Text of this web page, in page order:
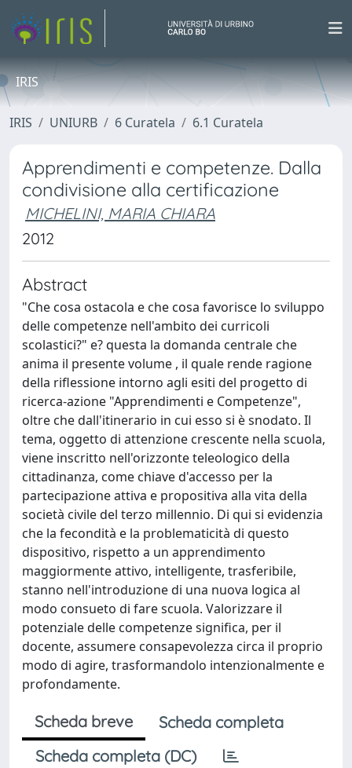
IRIS
IRIS UNIURB 6 Curatela 6.1 Curatela
Apprendimenti e competenze. Dalla
condivisione alla certificazione
MICHELINI, MARIA CHIARA
2012
Abstract
"Che cosa ostacola e che cosa favorisce lo sviluppo
delle competenze nell'ambito dei curricoli
scolastici?" e? questa la domanda centrale che
anima il presente volume , il quale rende ragione
della riflessione intorno agli esiti del progetto di
ricerca-azione "Apprendimenti e Competenze",
oltre che dall'itinerario in cui esso si è snodato. Il
tema, oggetto di attenzione crescente nella scuola,
viene inscritto nell'orizzonte teleologico della
cittadinanza, come chiave d'accesso per la
partecipazione attiva e propositiva alla vita della
società civile del terzo millennio. Di qui si evidenzia
che la fecondità e la problematicità di questo
dispositivo, rispetto a un apprendimento
maggiormente attivo, intelligente, trasferibile,
stanno nell'introduzione di una nuova logica al
modo consueto di fare scuola. Valorizzare il
potenziale delle competenze significa, per il
docente, assumere consapevolezza circa il proprio
modo di agire, trasformandolo intenzionalmente e
profondamente.
Scheda breve
Scheda completa
Scheda completa (DC)